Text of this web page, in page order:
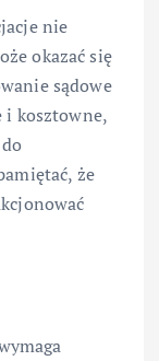
nie
okazać się
sądowe
i kosztowne,
że